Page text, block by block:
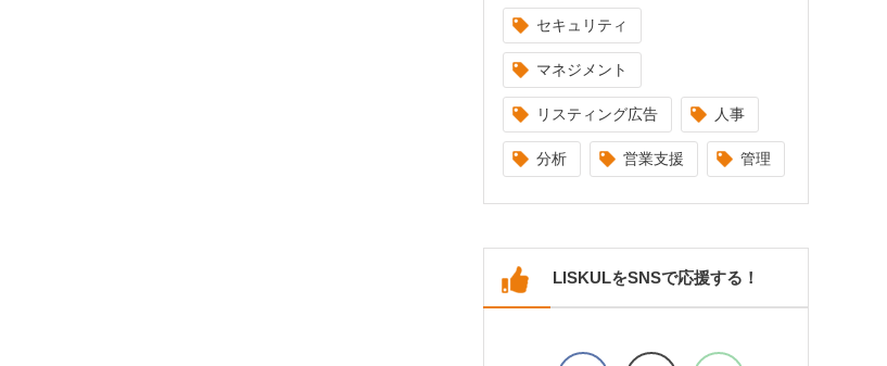
セキュリティ
マネジメント
リスティング広告 人事
分析 営業支援 管理
LISKULをSNSで応援する！